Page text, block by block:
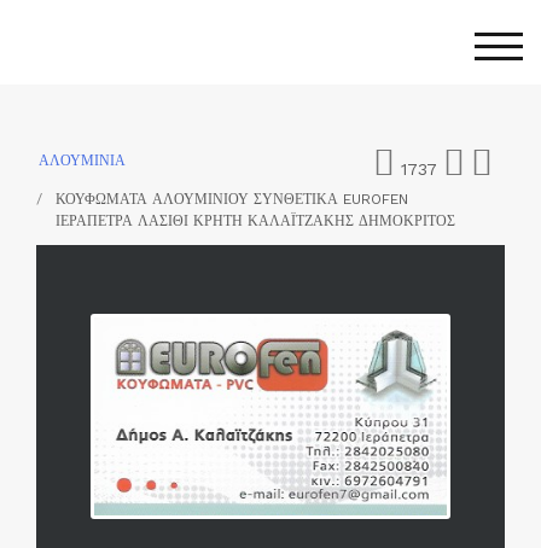
1737
ΑΛΟΥΜΙΝΙΑ
ΚΟΥΦΩΜΑΤΑ ΑΛΟΥΜΙΝΙΟΥ ΣΥΝΘΕΤΙΚΑ EUROFEN
ΙΕΡΑΠΕΤΡΑ ΛΑΣΙΘΙ ΚΡΗΤΗ ΚΑΛΑΪΤΖΑΚΗΣ ΔΗΜΟΚΡΙΤΟΣ